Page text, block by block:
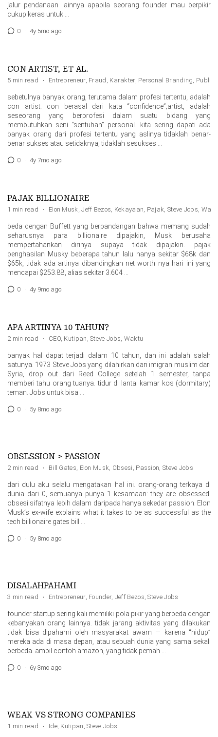
jalur pendanaan lainnya apabila seorang founder mau berpikir
cukup keras untuk …
0 · 4y 5mo ago
CON ARTIST, ET AL.
5 min read · Entrepreneur, Fraud , Karakter, Personal Branding, Public
sebetulnya banyak orang, terutama dalam profesi tertentu, adalah
con artist. con berasal dari kata “confidence”;artist, adalah
seseorang yang berprofesi dalam suatu bidang yang
membutuhkan seni “sentuhan” personal. kita sering dapati ada
banyak orang dari profesi tertentu yang aslinya tidaklah benar-
benar sukses atau setidaknya, tidaklah sesukses …
0 · 4y 7mo ago
PAJAK BILLIONAIRE
1 min read · Elon Musk ,Jeff Bezos, Kekayaan, Pajak, Steve Jobs,
beda dengan Buffett yang berpandangan bahwa memang sudah
seharusnya para billionaire dipajakin, Musk berusaha
mempertahankan dirinya supaya tidak dipajakin. pajak
penghasilan Musky beberapa tahun lalu hanya sekitar $68k dan
$65k, tidak ada artinya dibandingkan net worth nya hari ini yang
mencapai $253.8B, alias sekitar 3.604 …
0 · 4y 9mo ago
APA ARTINYA 10 TAHUN?
2 min read · CEO, Kutipan ,Steve Jobs, Waktu
banyak hal dapat terjadi dalam 10 tahun, dan ini adalah salah
satunya. 1973 Steve Jobs yang dilahirkan dari imigran muslim dari
Syria, drop out dari Reed College setelah 1 semester, tanpa
memberi tahu orang tuanya. tidur di lantai kamar kos (dormitary)
teman. Jobs untuk bisa …
0 · 5y 8mo ago
OBSESSION > PASSION
2 min read · Bill Gates, Elon Musk, Obsesi , Passion, Steve Jobs
dari dulu aku selalu mengatakan hal ini. orang-orang terkaya di
dunia dari 0, semuanya punya 1 kesamaan: they are obsessed.
obsesi sifatnya lebih dalam daripada hanya sekedar passion. Elon
Musk’s ex-wife explains what it takes to be as successful as the
tech billionaire gates bill …
0 · 5y 8mo ago
DISALAHPAHAMI
3 min read · Entrepreneur, Founder, Jeff Bezos,Steve Jobs
founder startup sering kali memiliki pola pikir yang berbeda dengan
kebanyakan orang lainnya. tidak jarang aktivitas yang dilakukan
tidak bisa dipahami oleh masyarakat awam — karena “hidup”
mereka ada di masa depan, atau sebuah dunia yang sama sekali
berbeda. ambil contoh amazon, yang tidak pemah …
0 · 6y 3mo ago
WEAK VS STRONG COMPANIES
1 min read · Ide, Kutipan ,Steve Jobs